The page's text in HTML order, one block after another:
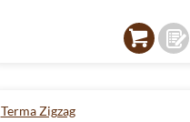
Terma Zigzag